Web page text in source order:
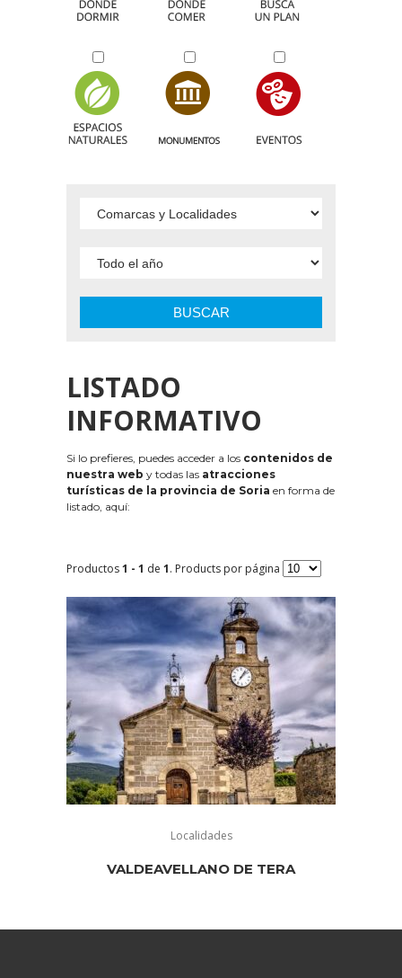
BUSCAR
LISTADO
INFORMATIVO
Si lo prefieres, puedes acceder a los contenidos de
nuestra web y todas las atracciones
turísticas de la provincia de Soria en forma de
listado, aquí:
Productos1 - 1 de 1. Products por página
Localidades
VALDEAVELLANO DE TERA